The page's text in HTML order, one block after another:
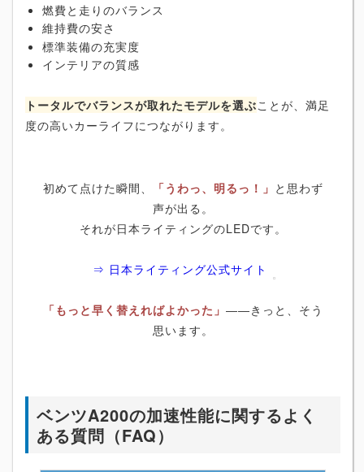
燃費と走りのバランス
維持費の安さ
標準装備の充実度
インテリアの質感
トータルでバランスが取れたモデルを選ぶことが、満足
度の高いカーライフにつながります。
初めて点けた瞬間、 「うわっ、明るっ！」 と思わず
声が出る。
それが日本ライティングのLEDです。
⇒ 日本ライティング公式サイト
「もっと早く替えればよかった」 ――きっと、そう
思います。
ベンツA200の加速性能に関するよく
ある質問（FAQ）